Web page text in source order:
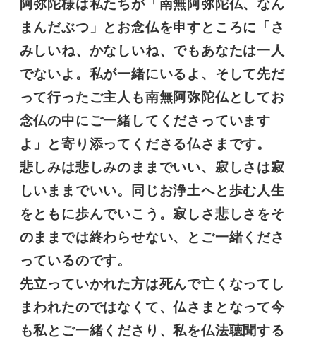
阿弥陀様は私たちが「南無阿弥陀仏、なん
まんだぶつ」とお念仏を申すところに「さ
みしいね、かなしいね、でもあなたは一人
でないよ。私が一緒にいるよ、そして先だ
って行ったご主人も南無阿弥陀仏としてお
念仏の中にご一緒してくださっています
よ」と寄り添ってくださる仏さまです。
悲しみは悲しみのままでいい、寂しさは寂
しいままでいい。同じお浄土へと歩む人生
をともに歩んでいこう。寂しさ悲しさをそ
のままでは終わらせない、とご一緒くださ
っているのです。
先立っていかれた方は死んで亡くなってし
まわれたのではなくて、仏さまとなって今
も私とご一緒くださり、私を仏法聴聞する